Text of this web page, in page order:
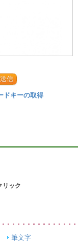
送信
ドキーの取得
リック
筆文字